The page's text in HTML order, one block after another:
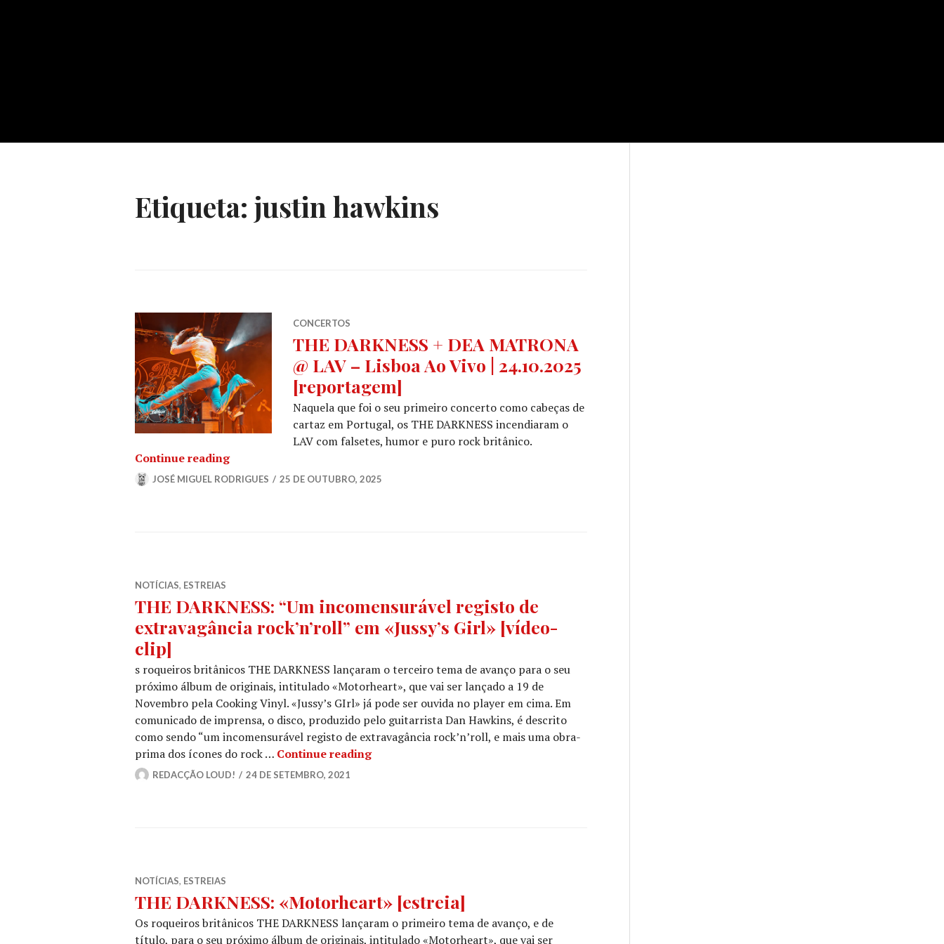
Etiqueta: justin hawkins
CONCERTOS
THE DARKNESS + DEA MATRONA
@ LAV – Lisboa Ao Vivo | 24.10.2025
[reportagem]
Naquela que foi o seu primeiro concerto como cabeças de
cartaz em Portugal, os THE DARKNESS incendiaram o
LAV com falsetes, humor e puro rock britânico.
Continue readingTHE DARKNESS + DEA MATRONA @ LAV – Lisboa Ao Vivo | 24.10.2025 [reportagem]
JOSÉ MIGUEL RODRIGUES 25 DE OUTUBRO, 2025
NOTÍCIAS, ESTREIAS
THE DARKNESS: “Um incomensurável registo de
extravagância rock’n’roll” em «Jussy’s Girl» [vídeo-
clip]
s roqueiros britânicos THE DARKNESS lançaram o terceiro tema de avanço para o seu
próximo álbum de originais, intitulado «Motorheart», que vai ser lançado a 19 de
Novembro pela Cooking Vinyl. «Jussy’s GIrl» já pode ser ouvida no player em cima. Em
comunicado de imprensa, o disco, produzido pelo guitarrista Dan Hawkins, é descrito
como sendo “um incomensurável registo de extravagância rock’n’roll, e mais uma obra-
prima dos ícones do rock … Continue readingTHE DARKNESS: “Um incomensurável registo de extravagância rock’n’roll” em «Jussy’s Girl» [vídeo-
REDACÇÃO LOUD! 24 DE SETEMBRO, 2021
NOTÍCIAS, ESTREIAS
THE DARKNESS: «Motorheart» [estreia]
Os roqueiros britânicos THE DARKNESS lançaram o primeiro tema de avanço, e de
título, para o seu próximo álbum de originais, intitulado «Motorheart», que vai ser